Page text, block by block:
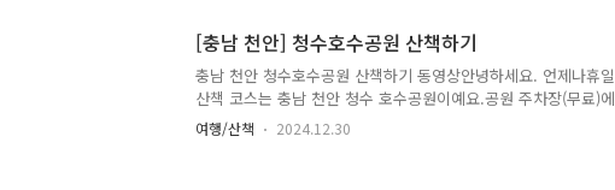
[충남 천안] 청수호수공원 산책하기
충남 천안 청수호수공원 산책하기 동영상안녕하세요. 언제나휴
산책 코스는 충남 천안 청수 호수공원이예요.공원 주차장(무료)
책합니다.(약 700m, 1000보) 충남 천안 청수지구에는 청수호수
책로와 운동기구들이 있어 주변에 거주하시는 분들이 자주 산책
여행/산책 2024.12.30